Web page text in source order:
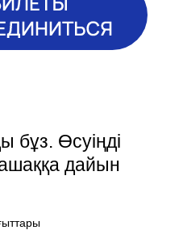
бұз. Өсуіңді
дайын